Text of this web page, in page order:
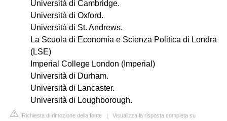
Università di Cambridge.
Università di Oxford.
Università di St. Andrews.
La Scuola di Economia e Scienza Politica di Londra
(LSE)
Imperial College London (Imperial)
Università di Durham.
Università di Lancaster.
Università di Loughborough.
Richiesta di rimozione della fonte | Visualizza la risposta completa su